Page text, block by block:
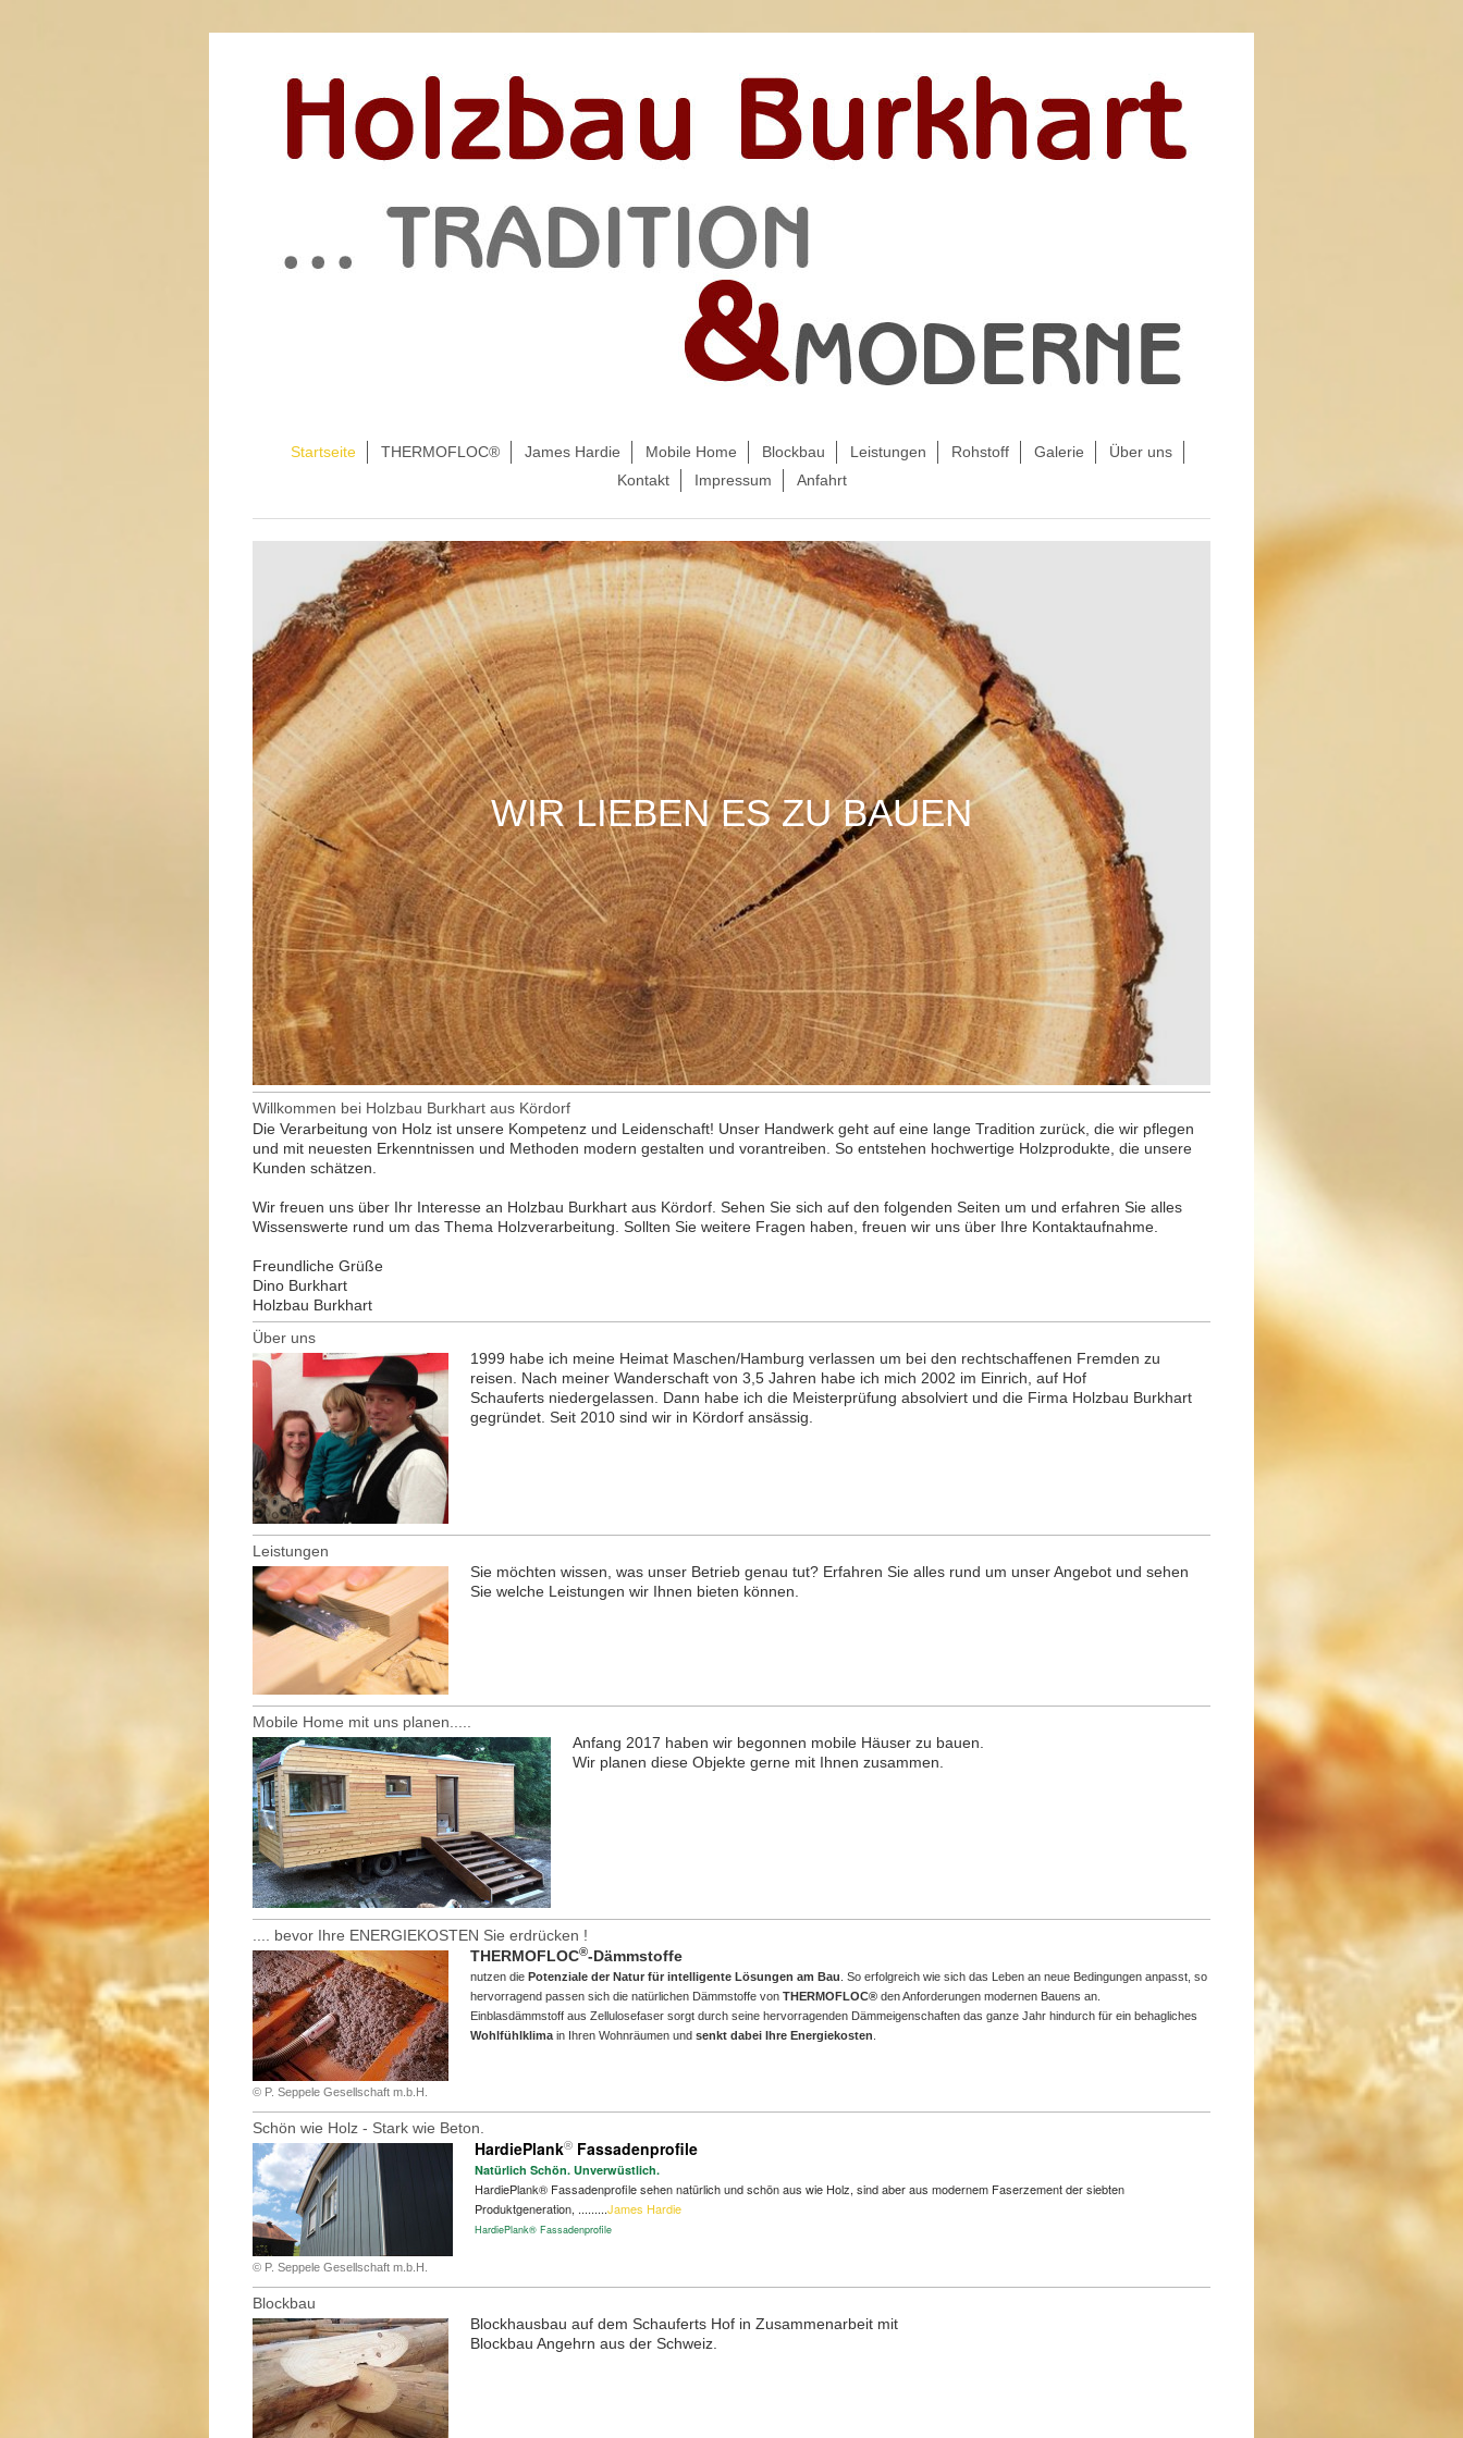
Startseite THERMOFLOC® James Hardie Mobile Home Blockbau Leistungen Rohstoff Galerie
Über uns
Kontakt
Impressum Anfahrt
WIR LIEBEN ES ZU BAUEN
Willkommen bei Holzbau Burkhart aus Kördorf
Die Verarbeitung von Holz ist unsere Kompetenz und Leidenschaft! Unser Handwerk geht auf eine lange Tradition zurück, die wir pflegen
und mit neuesten Erkenntnissen und Methoden modern gestalten und vorantreiben. So entstehen hochwertige Holzprodukte, die unsere
Kunden schätzen.
Wir freuen uns über Ihr Interesse an Holzbau Burkhart aus Kördorf. Sehen Sie sich auf den folgenden Seiten um und erfahren Sie alles
Wissenswerte rund um das Thema Holzverarbeitung. Sollten Sie weitere Fragen haben, freuen wir uns über Ihre Kontaktaufnahme
Freundliche Grüße
Dino Burkhart
Holzbau Burkhart
Über uns
1999 habe ich meine Heimat Maschen/Hamburg verlassen um bei den rechtschaffenen Fremden zu
reisen. Nach meiner Wanderschaft von 3,5 Jahren habe ich mich 2002 im Einrich , auf Hof
Schauferts niedergelassen. Dann habe ich die Meisterprüfung absolviert und die Firma Holzbau Burkhart
gegründet. Seit 2010 sind wir in Kördorf ansässig.
Leistungen
Sie möchten wissen, was unser Betrieb genau tut? Erfahren Sie alles rund um unser Angebot und sehen
Sie welche Leistungen wir Ihnen bieten können.
Mobile Home mit uns planen.....
Anfang 2017 haben wir begonnen mobile Häuser zu bauen.
Wir planen diese Objekte gerne mit Ihnen zusammen.
.... bevor Ihre ENERGIEKOSTEN Sie erdrücken !
© P. Seppele Gesellschaft m.b.H.
THERMOFLOC®-Dämmstoffe
nutzen die Potenziale der Natur für intelligente Lösungen am Bau . So erfolgreich wie sich das Leben an neue Bedingungen anpasst, so
hervorragend passen sich die natürlichen Dämmstoffe von THERMOFLOC® den Anforderungen modernen Bauens an.
Einblasdämmstoff aus Zellulosefaser sorgt durch seine hervorragenden Dämmeigenschaften das ganze Jahr hindurch für ein behagliches
Wohlfühlklima in Ihren Wohnräumen und senkt dabei Ihre Energiekosten
Schön wie Holz - Stark wie Beton.
© P. Seppele Gesellschaft m.b.H.
HardiePlank® Fassadenprofile
Natürlich Schön. Unverwüstlich.
HardiePlank® Fassadenprofile sehen natürlich und schön aus wie Holz, sind aber aus modernem Faserzement der siebten
Produktgeneration, .........James Hardie
HardiePlank® Fassadenprofile
Blockbau
Blockhausbau auf dem Schauferts Hof in Zusammenarbeit mit
Blockbau Angehrn aus der Schweiz.